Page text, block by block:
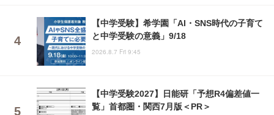
【中学受験】希学園「AI・SNS時代の子育て
と中学受験の意義」9/18
2026.8.7 Fri 9:45
【中学受験2027】日能研「予想R4偏差値一
覧」首都圏・関西7月版＜PR＞